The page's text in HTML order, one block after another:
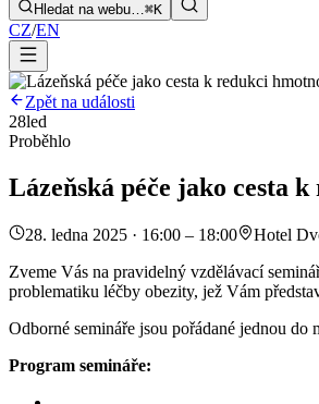
Hledat na webu…⌘K
CZ/EN
Zpět na události
28led
Proběhlo
Lázeňská péče jako cesta
28. ledna 2025 · 16:00 – 18:00
Hotel
Zveme Vás na pravidelný vzdělávací
problematiku léčby obezity, jež Vám
Odborné semináře jsou pořádané jednou
Program semináře: